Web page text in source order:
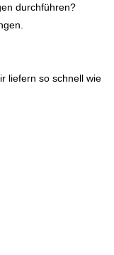
durchführen?
liefern so schnell wie